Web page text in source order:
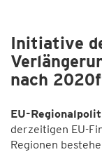
Initiative
nach
EU-
derzeitigen EU-
Regionen